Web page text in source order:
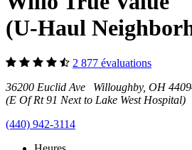
(U-Haul
2 877 évaluations
36200 Euclid Ave Willoughby, OH
(E Of Rt 91 Next to Lake West Hospital)
(440) 942-3114